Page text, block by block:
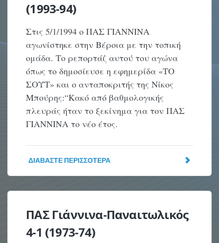
(1993-94)
Στις 5/1/1994 ο ΠΑΣ ΓΙΑΝΝΙΝΑ
αγωνίστηκε στην Βέροια με την τοπική
ομάδα. Το ρεπορτάζ αυτού του αγώνα
όπως το δημοσίευσε η εφημερίδα «ΤΟ
ΣΟΥΤ» και ο ανταποκριτής της Νίκος
Μπούρης:“Κακό από βαθμολογικής
πλευράς ήταν το ξεκίνημα για τον ΠΑΣ
ΓΙΑΝΝΙΝΑ το νέο έτος.
ΔΙΑΒΆΣΤΕ ΠΕΡΙΣΣΌΤΕΡΑ
ΠΑΣ Γιάννινα-Παναιτωλικός
4-1 (1973-74)